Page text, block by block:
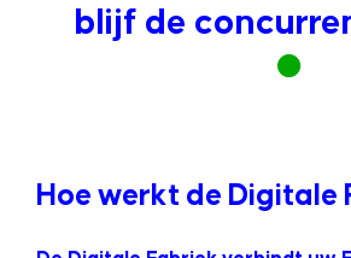
blijf de
Hoe werkt de Digitale